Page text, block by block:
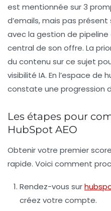
est mentionnée sur 3
d’emails, mais pas présent
avecla gestion de
central de son offre. La
du contenu sur ce sujet
visibilité IA. En l’espace de
constate une progression
Les étapes pour
HubSpot AEO
Obtenir votre premier
rapide. Voici comment
Rendez-vous sur
créez votre compte.